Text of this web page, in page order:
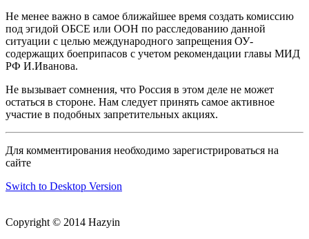
Не менее важно в самое ближайшее время создать комиссию
под эгидой ОБСЕ или ООН по расследованию данной
ситуации с целью международного запрещения ОУ-
содержащих боеприпасов с учетом рекомендации главы МИД
РФ И.Иванова.
Не вызывает сомнения, что Россия в этом деле не может
остаться в стороне. Нам следует принять самое активное
участие в подобных запретительных акциях.
Для комментирования необходимо зарегистрироваться на
сайте
Switch to Desktop Version
Copyright © 2014 Hazyin